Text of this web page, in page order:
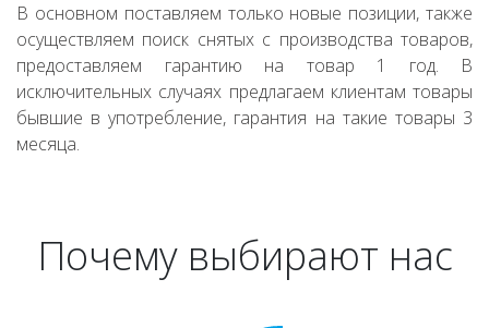
В основном поставляем только новые позиции, также
осуществляем поиск снятых с производства товаров,
предоставляем гарантию на товар 1 год. В
исключительных случаях предлагаем клиентам товары
бывшие в употребление, гарантия на такие товары 3
месяца.
Почему выбирают нас